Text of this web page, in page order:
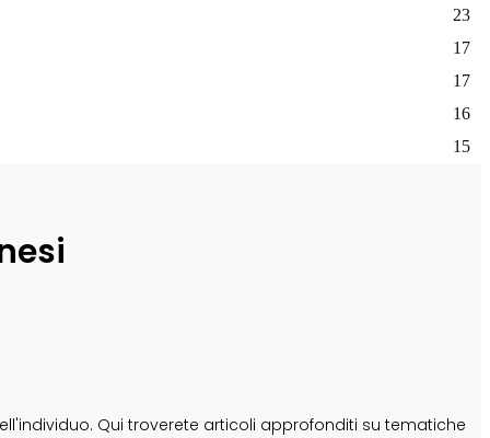
23
17
17
16
15
Qui troverete articoli approfonditi su tematiche